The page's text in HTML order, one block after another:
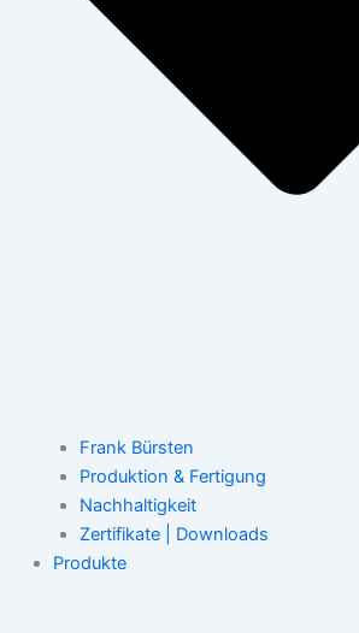
Frank Bürsten
Produktion & Fertigung
Nachhaltigkeit
Zertifikate | Downloads
Produkte